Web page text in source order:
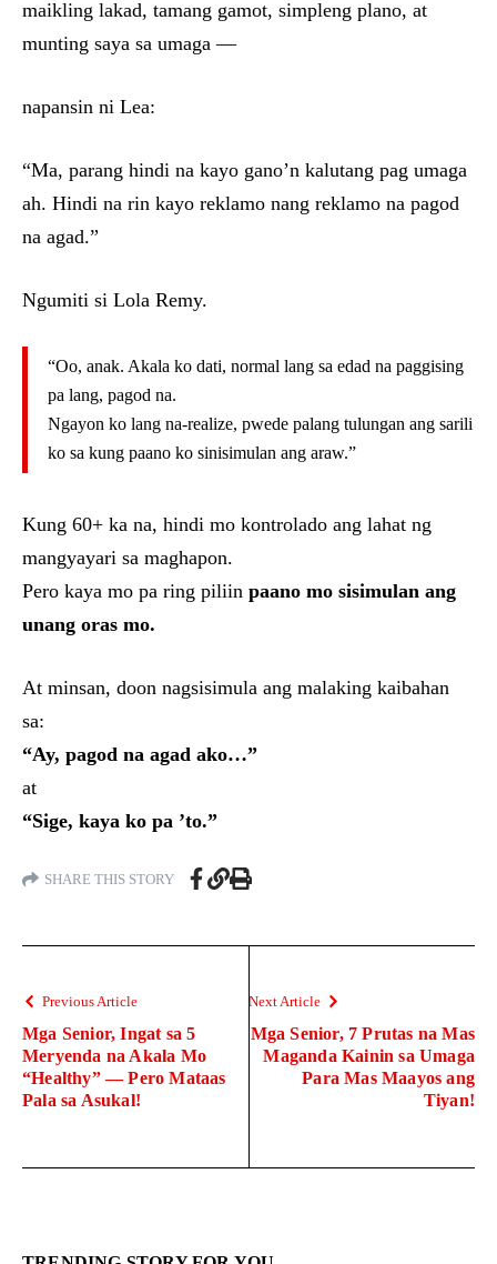
maikling lakad, tamang gamot, simpleng plano, at
munting saya sa umaga —
napansin ni Lea:
“Ma, parang hindi na kayo gano’n kalutang pag umaga
ah. Hindi na rin kayo reklamo nang reklamo na pagod
na agad.”
Ngumiti si Lola Remy.
“Oo, anak. Akala ko dati, normal lang sa edad na paggising
pa lang, pagod na.
Ngayon ko lang na-realize, pwede palang tulungan ang sarili
ko sa kung paano ko sinisimulan ang araw.”
Kung 60+ ka na, hindi mo kontrolado ang lahat ng
mangyayari sa maghapon.
Pero kaya mo pa ring piliin paano mo sisimulan ang
unang oras mo.
At minsan, doon nagsisimula ang malaking kaibahan
sa:
“Ay, pagod na agad ako…”
at
“Sige, kaya ko pa ’to.”
SHARE THIS STORY
Previous Article
Mga Senior, Ingat sa 5
Meryenda na Akala Mo
“Healthy” — Pero Mataas
Pala sa Asukal!
Next Article
Mga Senior, 7 Prutas na Mas
Maganda Kainin sa Umaga
Para Mas Maayos ang
Tiyan!